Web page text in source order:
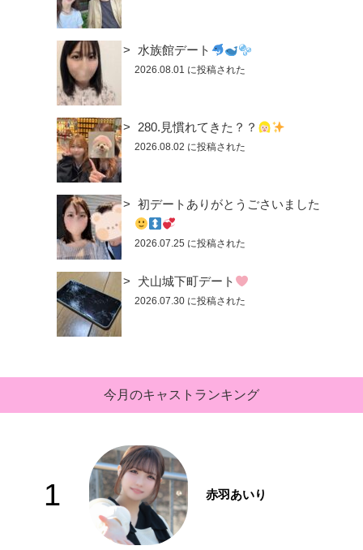
水族館デート
2026.08.01 に投稿された
280.見慣れてきた？？
2026.08.02 に投稿された
初デートありがとうごさいました
2026.07.25 に投稿された
犬山城下町デート
2026.07.30 に投稿された
今月のキャストランキング
1 赤羽あいり